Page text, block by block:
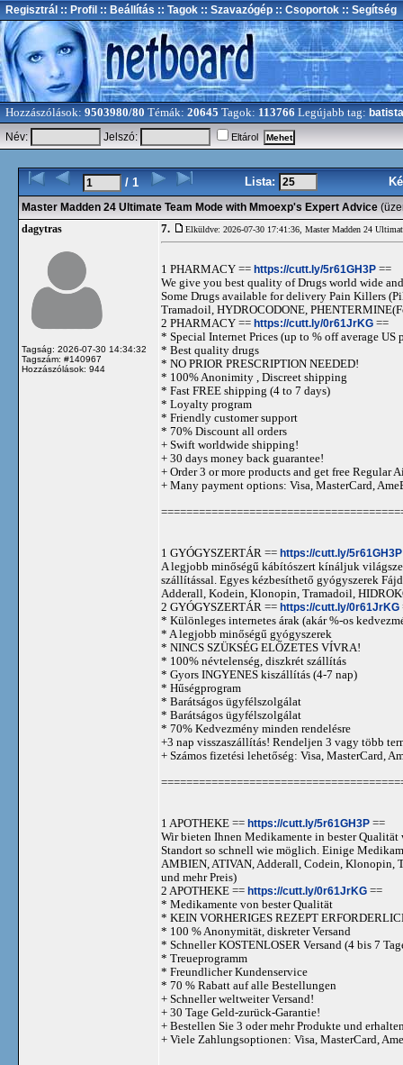
Regisztrál :: Profil :: Beállítás :: Tagok :: Szavazógép :: Csoportok :: Segítség
Hozzászólások: 9503980/80 Témák: 20645 Tagok: 113766 Legújabb tag: batista
Név:
Jelszó: Eltárol
/ 1 Lista:
Master Madden 24 Ultimate Team Mode with Mmoexp's Expert Advice
dagytras
Tagság: 2026-07-30 14:34:32
Tagszám: #140967
Hozzászólások: 944
7. Elküldve: 2026-07-30 17:41:36, Master Madden 24
1 PHARMACY == https://cutt.ly/5r61GH3P ==
We give you best quality of Drugs world wide
Some Drugs available for delivery Pain Killers
Tramadoil, HYDROCODONE,
2 PHARMACY == https://cutt.ly/0r61JrKG ==
* Special Internet Prices (up to % off average US
* Best quality drugs
* NO PRIOR PRESCRIPTION NEEDED!
* 100% Anonimity , Discreet shipping
* Fast FREE shipping (4 to 7 days)
* Loyalty program
* Friendly customer support
* 70% Discount all orders
+ Swift worldwide shipping!
+ 30 days money back guarantee!
+ Order 3 or more products and get free Regular
+ Many payment options: Visa, MasterCard,
1 GYÓGYSZERTÁR == https://cutt.ly/5r61GH3P
A legjobb minőségű kábítószert kínáljuk
szállítással. Egyes kézbesíthető gyógyszerek
Adderall, Kodein, Klonopin, Tramadoil,
2 GYÓGYSZERTÁR == https://cutt.ly/0r61JrKG
* Különleges internetes árak (akár %-os
* A legjobb minőségű gyógyszerek
* NINCS SZÜKSÉG ELŐZETES VÍVRA!
* 100% névtelenség, diszkrét szállítás
* Gyors INGYENES kiszállítás (4-7 nap)
* Hűségprogram
* Barátságos ügyfélszolgálat
* Barátságos ügyfélszolgálat
* 70% Kedvezmény minden rendelésre
+3 nap visszaszállítás! Rendeljen 3 vagy több
+ Számos fizetési lehetőség: Visa, MasterCard,
1 APOTHEKE == https://cutt.ly/5r61GH3P ==
Wir bieten Ihnen Medikamente in bester
Standort so schnell wie möglich. Einige
AMBIEN, ATIVAN, Adderall, Codein, Klonopin,
und mehr Preis)
2 APOTHEKE == https://cutt.ly/0r61JrKG ==
* Medikamente von bester Qualität
* KEIN VORHERIGES REZEPT
* 100 % Anonymität, diskreter Versand
* Schneller KOSTENLOSER Versand (4 bis 7
* Treueprogramm
* Freundlicher Kundenservice
* 70 % Rabatt auf alle Bestellungen
+ Schneller weltweiter Versand!
+ 30 Tage Geld-zurück-Garantie!
+ Bestellen Sie 3 oder mehr Produkte und
+ Viele Zahlungsoptionen: Visa, MasterCard,